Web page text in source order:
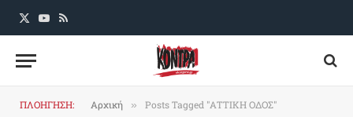
X
YouTube
RSS
ΠΛΟΗΓΗΣΗ: Αρχική » Posts Tagged "ΑΤΤΙΚΗ ΟΔΟΣ"